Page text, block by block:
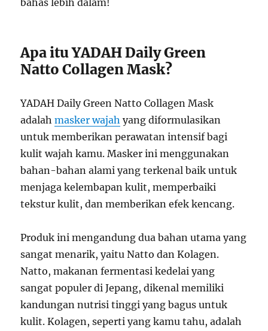
Apa itu YADAH Daily Green
Natto Collagen Mask?
YADAH Daily Green Natto Collagen Mask
adalahmasker wajah yang diformulasikan
untuk memberikan perawatan intensif bagi
kulit wajah kamu. Masker ini menggunakan
bahan-bahan alami yang terkenal baik untuk
menjaga kelembapan kulit, memperbaiki
tekstur kulit, dan memberikan efek kencang.
Produk ini mengandung dua bahan utama yang
sangat menarik, yaitu Natto dan Kolagen.
Natto, makanan fermentasi kedelai yang
sangat populer di Jepang, dikenal memiliki
kandungan nutrisi tinggi yang bagus untuk
kulit. Kolagen, seperti yang kamu tahu, adalah